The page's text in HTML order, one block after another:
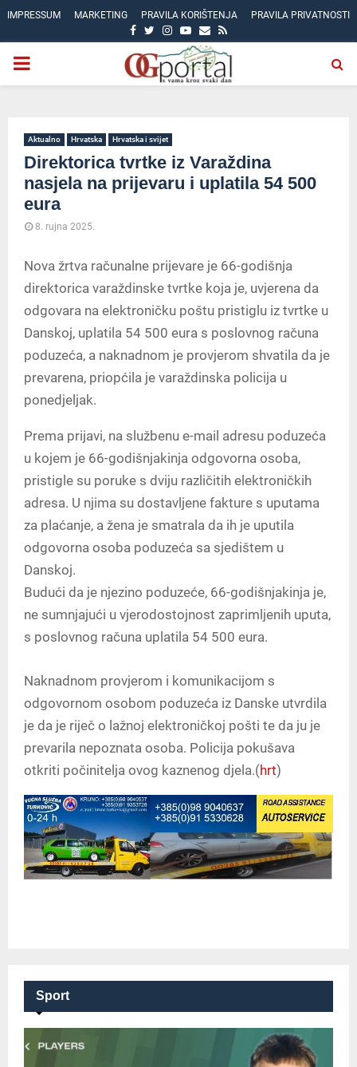
IMPRESSUM MARKETING PRAVILA KORIŠTENJA PRAVILA PRIVATNOSTI
FACEBOOK
TWITTER
INSTAGRAM
YOUTUBE
EMAIL
RSS
PRIMARY
Aktualno Hrvatska Hrvatska i svijet
Direktorica tvrtke iz Varaždina
nasjela na prijevaru i uplatila 54 500
eura
8. rujna 2025.
Nova žrtva računalne prijevare je 66-godišnja
direktorica varaždinske tvrtke koja je, uvjerena da
odgovara na elektroničku poštu pristiglu iz tvrtke u
Danskoj, uplatila 54 500 eura s poslovnog računa
poduzeća, a naknadnom je provjerom shvatila da je
prevarena, priopćila je varaždinska policija u
ponedjeljak.
Prema prijavi, na službenu e-mail adresu poduzeća
u kojem je 66-godišnjakinja odgovorna osoba,
pristigle su poruke s dviju različitih elektroničkih
adresa. U njima su dostavljene fakture s uputama
za plaćanje, a žena je smatrala da ih je uputila
odgovorna osoba poduzeća sa sjedištem u
Danskoj.
Budući da je njezino poduzeće, 66-godišnjakinja je,
ne sumnjajući u vjerodostojnost zaprimljenih uputa,
s poslovnog računa uplatila 54 500 eura.
Naknadnom provjerom i komunikacijom s
odgovornom osobom poduzeća iz Danske utvrdila
je da je riječ o lažnoj elektroničkoj pošti te da ju je
prevarila nepoznata osoba. Policija pokušava
otkriti počinitelja ovog kaznenog djela.(hrt)
Sport